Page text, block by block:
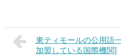
東ティモールの公用語
加盟している国際機関]